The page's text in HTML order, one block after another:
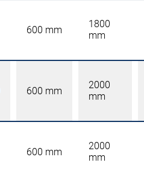
600 mm
1800
mm
600 mm
2000
mm
600 mm
2000
mm